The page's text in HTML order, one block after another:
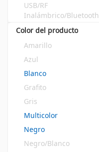
USB/RF
Inalámbrico/Bluetooth
Color del producto
Amarillo
Azul
Blanco
Grafito
Gris
Multicolor
Negro
Negro/Blanco